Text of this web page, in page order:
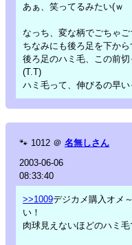
あぁ、笑ってるみたい(ｗ
なっち、変な柄でごちゃご
ちなみにも後ろ足を下から
後ろ足のハミ毛、この前
(T.T)
ハミ毛って、伸びるの早い
🐾 1012 ＠ 名無しさん
2003-06-06
08:33:40
>>1009デジカメ購入オメ
い！
肉球見えないほどのハミ